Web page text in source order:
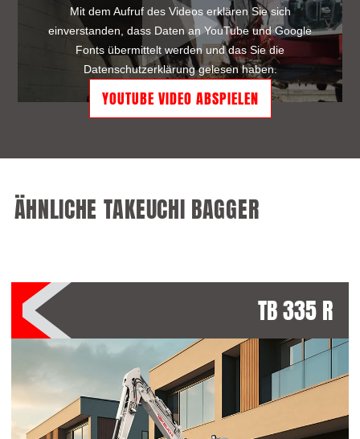
Mit dem Aufruf des Videos erklären Sie sich
einverstanden, dass Daten an YouTube und Google
Fonts übermittelt werden und das Sie die
Datenschutzerklärunggelesen haben.
ÄHNLICHE TAKEUCHI BAGGER
TB 335 R